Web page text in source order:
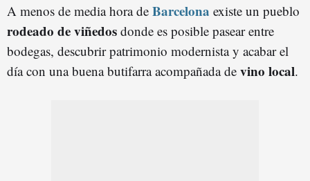
A menos de media hora de Barcelona existe un pueblo
rodeado de viñedos donde es posible pasear entre
bodegas, descubrir patrimonio modernista y acabar el
día con una buena butifarra acompañada de vino local.